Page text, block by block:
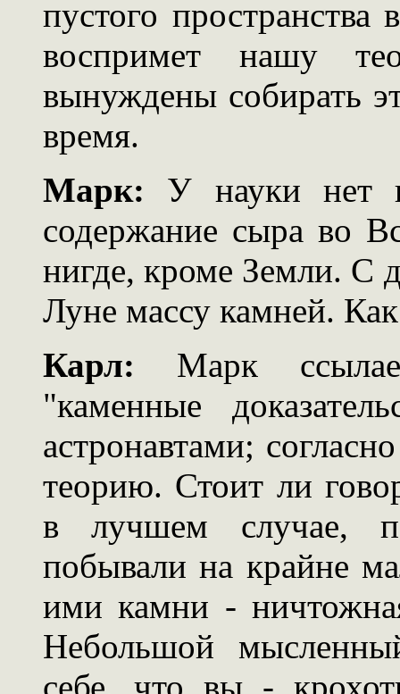
пустого
воспримет нашу
вынуждены собирать
время.
Марк: У науки нет
содержание сыра во
нигде, кроме Земли. С
Луне массу камней.
Карл: Марк
"каменные
астронавтами;
теорию. Стоит ли
в лучшем случае,
побывали на крайне
ими камни -
Небольшой